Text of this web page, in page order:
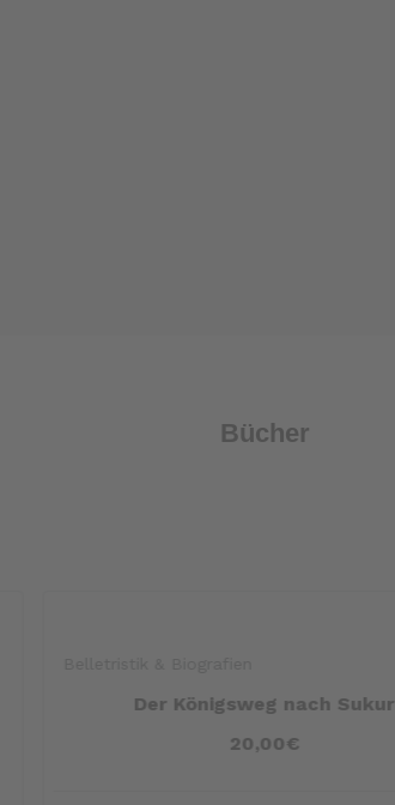
Bücher
Der Königsweg nach Sukur
20,00€